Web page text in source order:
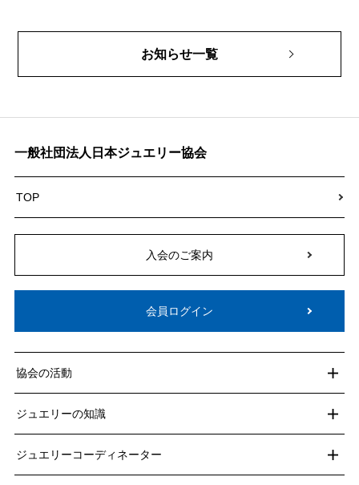
お知らせ一覧
一般社団法人日本ジュエリー協会
TOP
入会のご案内
会員ログイン
協会の活動
ジュエリーの知識
ジュエリーコーディネーター